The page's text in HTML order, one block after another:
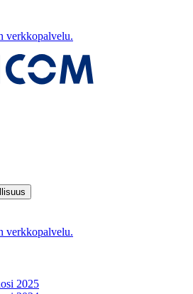
verkkopalvelu.
verkkopalvelu.
2025